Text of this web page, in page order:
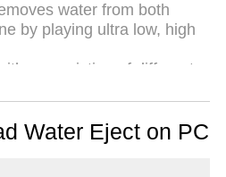
water from both
by playing ultra low, high
consisting of different
Water Eject on PC